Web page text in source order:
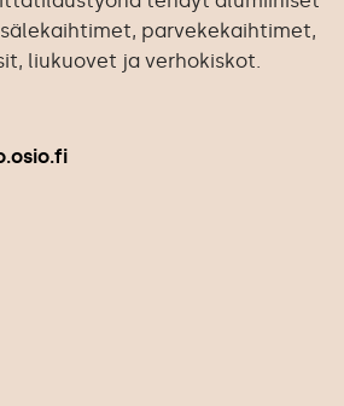
parvekekaihtimet,
liukuovet ja verhokiskot.